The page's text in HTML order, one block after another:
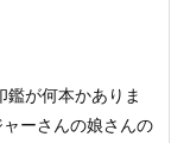
鑑が何本かありま
ーさんの娘さんの